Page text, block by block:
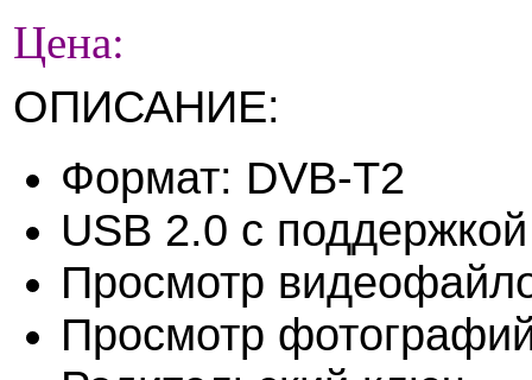
Цена:
ОПИСАНИЕ:
Формат: DVB-T2
USB 2.0 с
Просмотр
Просмотр